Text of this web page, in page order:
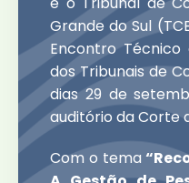
Grande do Sul
Encontro Técnico
dos Tribunais de
dias 29 de
auditório da Corte
Com o tema